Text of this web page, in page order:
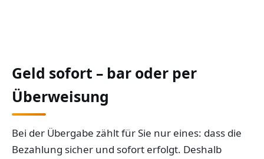
Geld sofort – bar oder per
Überweisung
Bei der Übergabe zählt für Sie nur eines: dass die
Bezahlung sicher und sofort erfolgt. Deshalb